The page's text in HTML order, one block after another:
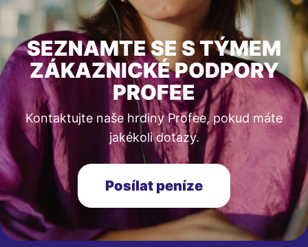
SEZNAMTE SE S TÝMEM
ZÁKAZNICKÉ PODPORY
PROFEE
Kontaktujte naše hrdiny Profee, pokud máte
jakékoli dotazy.
Posílat peníze